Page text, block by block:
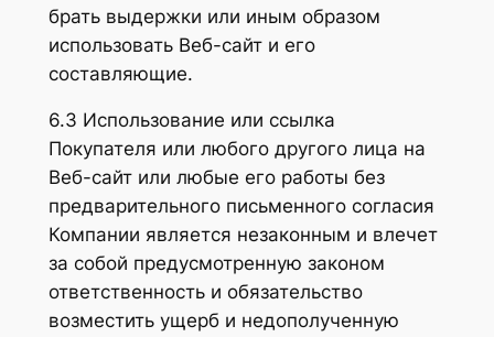
брать выдержки или иным образом
использовать Веб-сайт и его
составляющие.
6.3 Использование или ссылка
Покупателя или любого другого лица на
Веб-сайт или любые его работы без
предварительного письменного согласия
Компании является незаконным и влечет
за собой предусмотренную законом
ответственность и обязательство
возместить ущерб и недополученную